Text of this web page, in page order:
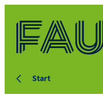
Start